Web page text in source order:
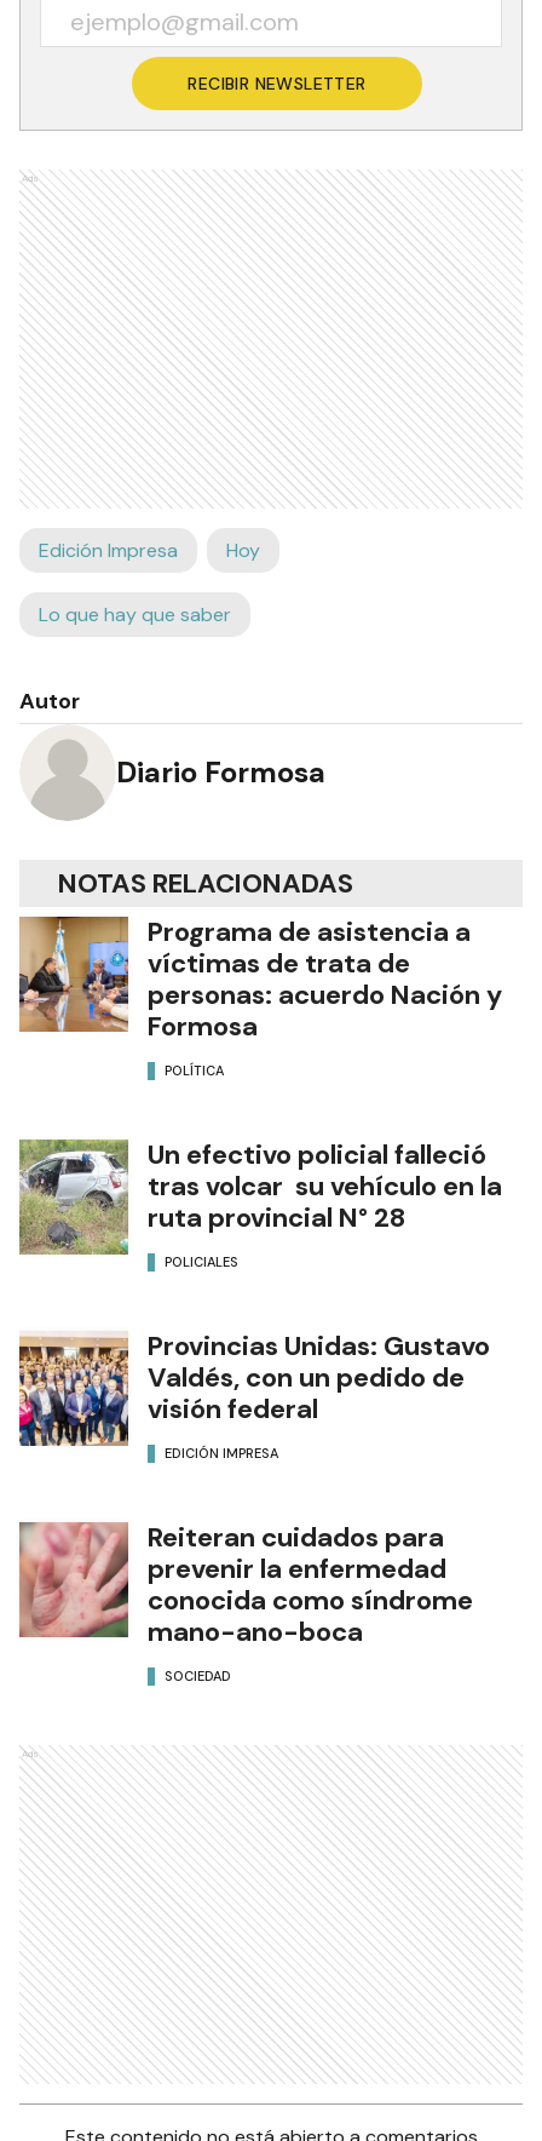
RECIBIR NEWSLETTER
Ads
Edición Impresa Hoy
Lo que hay que saber
Autor
Diario Formosa
NOTAS RELACIONADAS
Programa de asistencia a
víctimas de trata de
personas: acuerdo Nación y
Formosa
POLÍTICA
Un efectivo policial falleció
tras volcar su vehículo en la
ruta provincial N° 28
POLICIALES
Provincias Unidas: Gustavo
Valdés, con un pedido de
visión federal
EDICIÓN IMPRESA
Reiteran cuidados para
prevenir la enfermedad
conocida como síndrome
mano-ano-boca
SOCIEDAD
Ads